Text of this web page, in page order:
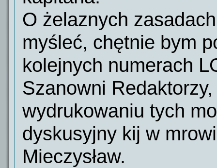
O żelaznych
myśleć, chętnie bym
kolejnych numerach
Szanowni
wydrukowaniu tych
dyskusyjny kij w
Mieczysław.